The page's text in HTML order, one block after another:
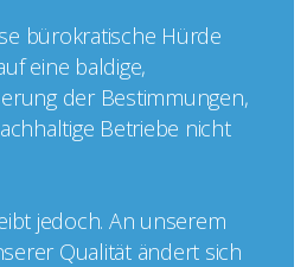
bürokratische Hürde
eine baldige,
der Bestimmungen,
Betriebe nicht
jedoch. An unserem
Qualität ändert sich